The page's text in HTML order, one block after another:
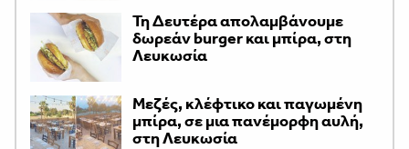
Τη Δευτέρα απολαμβάνουμε
δωρεάν burger και μπίρα, στη
Λευκωσία
Μεζές, κλέφτικο και παγωμένη
μπίρα, σε μια πανέμορφη αυλή,
στη Λευκωσία